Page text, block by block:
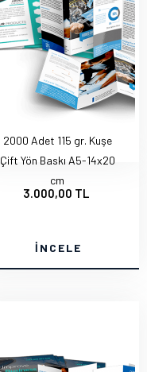
2000 Adet 115 gr. Kuşe
Çift Yön Baskı A5-14x20
cm
3.000,00 TL
İNCELE